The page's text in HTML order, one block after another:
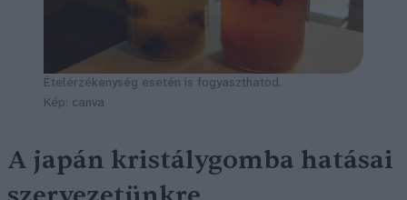
Ételérzékenység esetén is fogyaszthatod.
Kép: canva
A japán kristálygomba hatásai